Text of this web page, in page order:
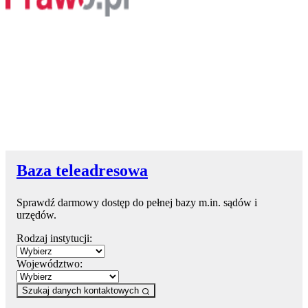
Baza teleadresowa
Sprawdź darmowy dostęp do pełnej bazy m.in. sądów i
urzędów.
Rodzaj instytucji:
Województwo:
Szukaj danych kontaktowych